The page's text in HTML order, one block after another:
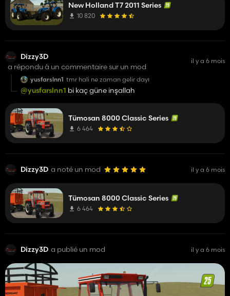
New Holland T7 2011 Series
10 820
Dizzy3D
a répondu à un commentaire sur un mod
il y a 6 mois
yusfarslnn1 tmr hali ne zaman gelir dayı
@yusfarslnn1 bi kaç güne inşallah
Tümosan 8000 Classic Series
6 464
Dizzy3D a noté un mod il y a 6 mois
Tümosan 8000 Classic Series
6 464
Dizzy3D a publié un mod il y a 6 mois